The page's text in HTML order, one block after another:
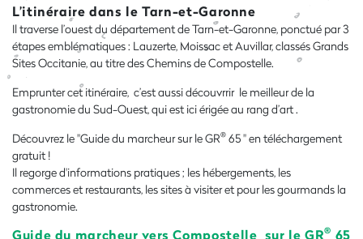
L’itinéraire dans le Tarn-et-Garonne
Il traverse l’ouest du département de Tarn-et-Garonne, ponctué par 3
étapes emblématiques : Lauzerte, Moissac et Auvillar, classés Grands
Sites Occitanie, au titre des Chemins de Compostelle.
Emprunter cet itinéraire, c’est aussi découvrrir le meilleur de la
gastronomie du Sud-Ouest, qui est ici érigée au rang d’art .
Découvrez le "Guide du marcheur sur le GR® 65 " en téléchargement
gratuit !
Il regorge d'informations pratiques ; les hébergements, les
commerces et restaurants, les sites à visiter et pour les gourmands la
gastronomie.
Guide du marcheur vers Compostelle sur le GR® 65